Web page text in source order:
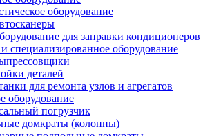
оборудование
для заправки кондиционеров
специализированное оборудование
деталей
для ремонта узлов и агрегатов
оборудование
погрузчик
домкраты (колонны)